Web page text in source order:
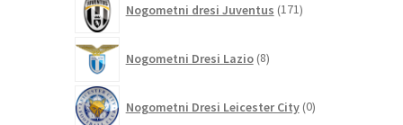
Nogometni dresi Juventus 171izdelkov
Nogometni Dresi Lazio 8izdelkov
Nogometni Dresi Leicester City 0izdelkov